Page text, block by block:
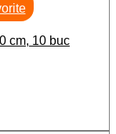
cm, 10 buc